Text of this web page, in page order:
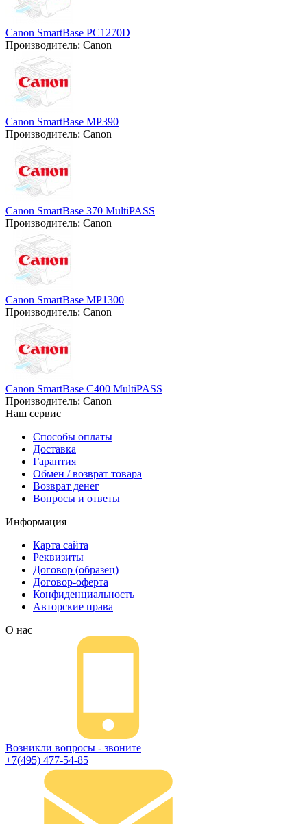
Canon SmartBase PC1270D
Производитель: Canon
Canon SmartBase MP390
Производитель: Canon
Canon SmartBase 370 MultiPASS
Производитель: Canon
Canon SmartBase MP1300
Производитель: Canon
Canon SmartBase C400 MultiPASS
Производитель: Canon
Наш сервис
Способы оплаты
Доставка
Гарантия
Обмен / возврат товара
Возврат денег
Вопросы и ответы
Информация
Карта сайта
Реквизиты
Договор (образец)
Договор-оферта
Конфиденциальность
Авторские права
О нас
Возникли вопросы - звоните
+7(495) 477-54-85